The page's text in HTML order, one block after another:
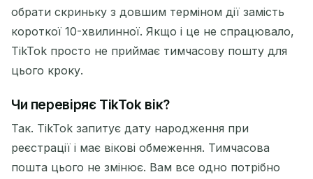
обрати скриньку з довшим терміном дії замість
короткої 10-хвилинної. Якщо і це не спрацювало,
TikTok просто не приймає тимчасову пошту для
цього кроку.
Чи перевіряє TikTok вік?
Так. TikTok запитує дату народження при
реєстрації і має вікові обмеження. Тимчасова
пошта цього не змінює. Вам все одно потрібно